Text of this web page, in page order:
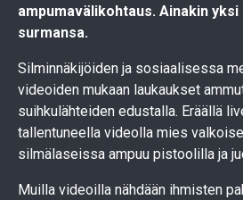
ampumavälikohtaus. Ainakin
surmansa.
Silminnäkijöiden ja sosiaalisessa
videoiden mukaan laukaukset
suihkulähteiden edustalla. Eräällä
tallentuneella videolla mies
silmälaseissa ampuu pistoolilla ja
Muilla videoilla nähdään ihmisten